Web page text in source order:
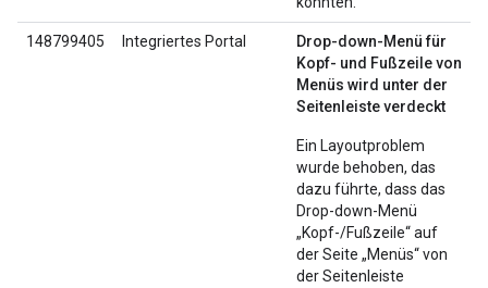
148799405 Integriertes Portal
Drop-down-Menü für
Kopf- und Fußzeile von
Menüs wird unter der
Seitenleiste verdeckt
Ein Layoutproblem
wurde behoben, das
dazu führte, dass das
Drop-down-Menü
„Kopf-/Fußzeile“ auf
der Seite „Menüs“ von
der Seitenleiste